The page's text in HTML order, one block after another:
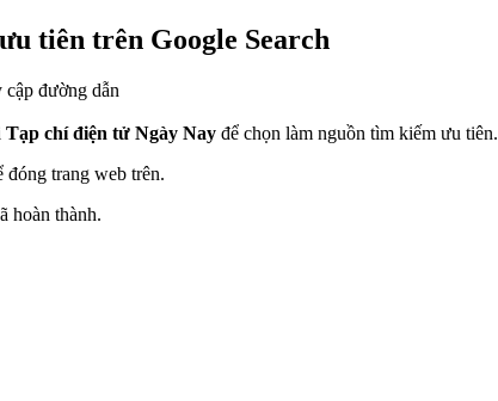
tiên trên Google Search
cập đường dẫn
Tạp chí điện tử Ngày Nay để chọn làm nguồn tìm kiếm ưu tiên.
đóng trang web trên.
hoàn thành.